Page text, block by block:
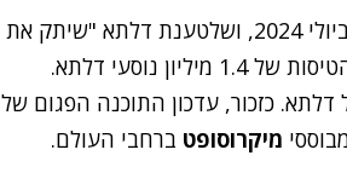
התיק מתמקד בעדכון תוכנה פגום ש-קראודסטרייק הוציאה לשוק ביולי 2024, ושלטענת דלתא "שיתק את
פעילותה", כיון שנאלצה לבטל 7,000 טיסות. התקלה שיבשה את הטיסות של 1.4 מיליון נוסעי דלתא.
כזכור, עדכון התוכנה הפגום של
מיקרוסופט ברחבי העולם.